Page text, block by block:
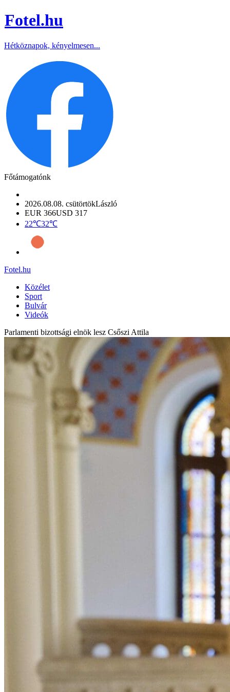
Fotel.hu
Hétköznapok, kényelmesen...
Főtámogatónk
2026.08.08. csütörtökLászló
EUR 366USD 317
22℃32℃
Fotel.hu
Közélet
Sport
Bulvár
Videók
Parlamenti bizottsági elnök lesz Csőszi Attila